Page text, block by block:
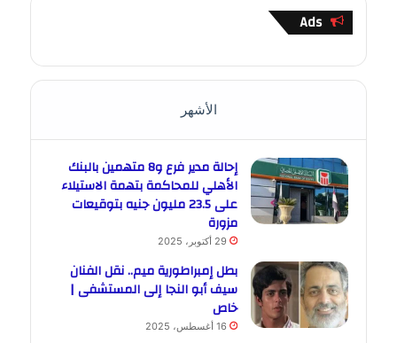
Ads
الأشهر
إحالة مدير فرع و8 متهمين بالبنك
الأهلي للمحاكمة بتهمة الاستيلاء
على 23.5 مليون جنيه بتوقيعات
مزورة
29 أكتوبر، 2025
بطل إمبراطورية ميم.. نقل الفنان
سيف أبو النجا إلى المستشفى |
خاص
16 أغسطس، 2025